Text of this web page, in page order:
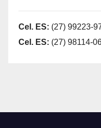
Cel. ES: (27) 99223-
Cel. ES: (27) 98114-